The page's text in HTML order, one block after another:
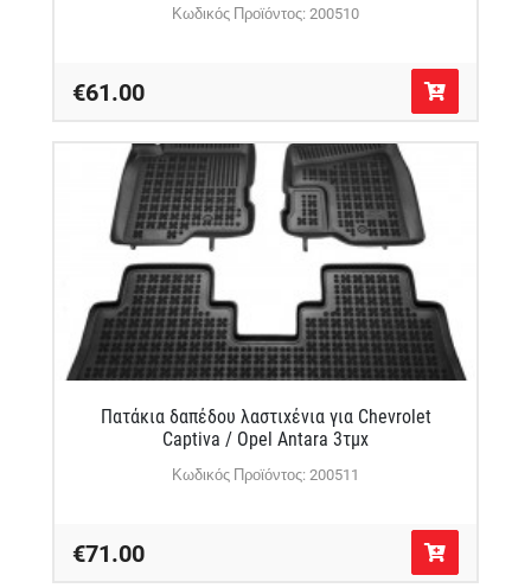
Κωδικός Προϊόντος: 200510
€61.00
Πατάκια δαπέδου λαστιχένια για Chevrolet
Captiva / Opel Antara 3τμχ
Κωδικός Προϊόντος: 200511
€71.00